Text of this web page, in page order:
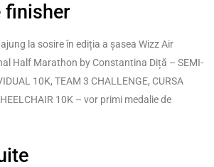
finisher
la sosire în ediția a șasea Wizz Air
Half Marathon by Constantina Diță – SEMI-
10K, TEAM 3 CHALLENGE, CURSA
10K – vor primi medalie de